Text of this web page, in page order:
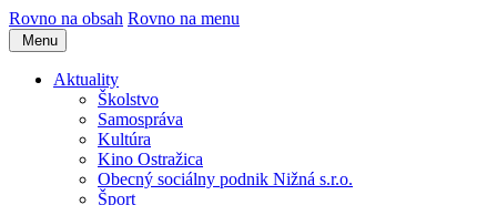
Rovno na obsah Rovno na menu
Menu
Aktuality
Školstvo
Samospráva
Kultúra
Kino Ostražica
Obecný sociálny podnik Nižná s.r.o.
Šport